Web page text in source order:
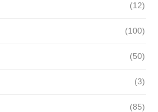
(12)
(100)
(50)
(3)
(85)